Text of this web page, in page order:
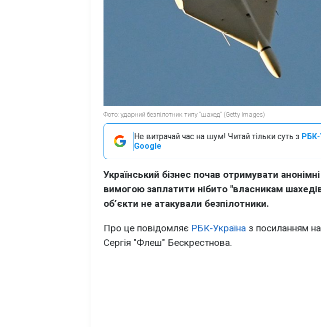
Фото: ударний безпілотник типу "шахед" (Getty Images)
Не витрачай час на шум! Читай тільки суть з РБК-
Google
Український бізнес почав отримувати
вимогою заплатити нібито "власникам
обʼєкти не атакували безпілотники.
Про це повідомляє РБК-Україна з посиланням на
Сергія "Флеш" Бескрестнова.